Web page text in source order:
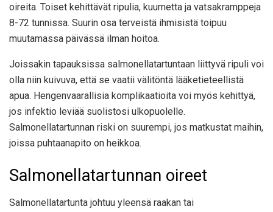
oireita. Toiset kehittävät ripulia, kuumetta ja vatsakramppeja
8-72 tunnissa. Suurin osa terveistä ihmisistä toipuu
muutamassa päivässä ilman hoitoa.
Joissakin tapauksissa salmonellatartuntaan liittyvä ripuli voi
olla niin kuivuva, että se vaatii välitöntä lääketieteellistä
apua. Hengenvaarallisia komplikaatioita voi myös kehittyä,
jos infektio leviää suolistosi ulkopuolelle.
Salmonellatartunnan riski on suurempi, jos matkustat maihin,
joissa puhtaanapito on heikkoa.
Salmonellatartunnan oireet
Salmonellatartunta johtuu yleensä raakan tai